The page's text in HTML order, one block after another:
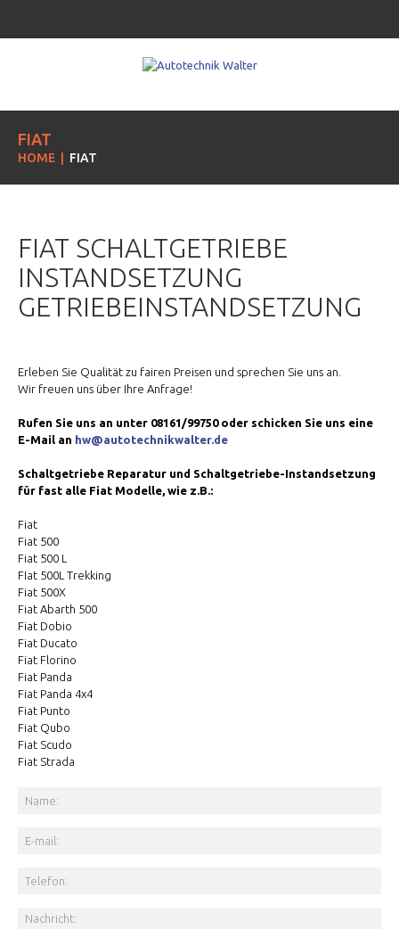
FIAT
HOME FIAT
FIAT SCHALTGETRIEBE
INSTANDSETZUNG
GETRIEBEINSTANDSETZUNG
Erleben Sie Qualität zu fairen Preisen und sprechen Sie uns an.
Wir freuen uns über Ihre Anfrage!
Rufen Sie uns an unter 08161/99750 oder schicken Sie uns eine
E-Mail an hw@autotechnikwalter.de
Schaltgetriebe Reparatur und Schaltgetriebe-Instandsetzung
für fast alle Fiat Modelle, wie z.B.:
Fiat
Fiat 500
Fiat 500 L
FIat 500L Trekking
Fiat 500X
Fiat Abarth 500
Fiat Dobio
Fiat Ducato
Fiat Florino
Fiat Panda
Fiat Panda 4x4
Fiat Punto
Fiat Qubo
Fiat Scudo
Fiat Strada